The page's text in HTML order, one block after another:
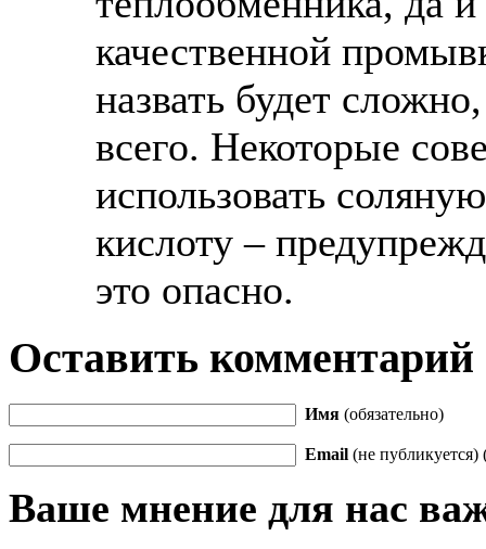
качественной
назвать будет
всего. Некоторые
использовать соляную
кислоту –
это опасно.
Оставить комментарий
Имя (обязательно)
Email (не публикуется)
Ваше мнение для нас